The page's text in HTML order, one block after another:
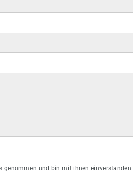
genommen und bin mit ihnen einverstanden.